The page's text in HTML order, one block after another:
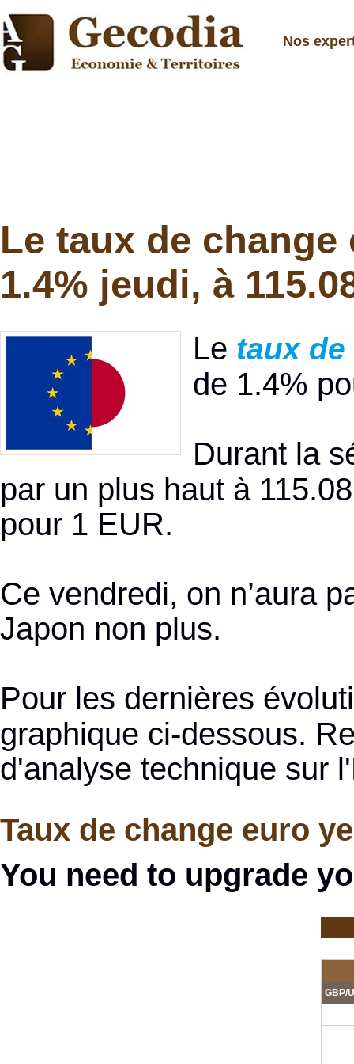
Nos
Le taux de change
1.4% jeudi, à
Le taux de
de 1.4%
Durant la
par un plus haut à
pour 1 EUR.
Ce vendredi, on n’aura
Japon non plus.
Pour les dernières
graphique ci-dessous.
d'analyse technique sur
Taux de change euro
You need to upgrade
GBP/